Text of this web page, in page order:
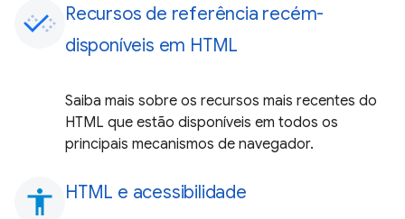
Recursos de referência recém-
disponíveis em HTML
Saiba mais sobre os recursos mais recentes do
HTML que estão disponíveis em todos os
principais mecanismos de navegador.
accessibility HTML e acessibilidade